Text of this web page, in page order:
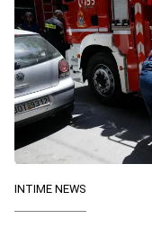
INTIME NEWS